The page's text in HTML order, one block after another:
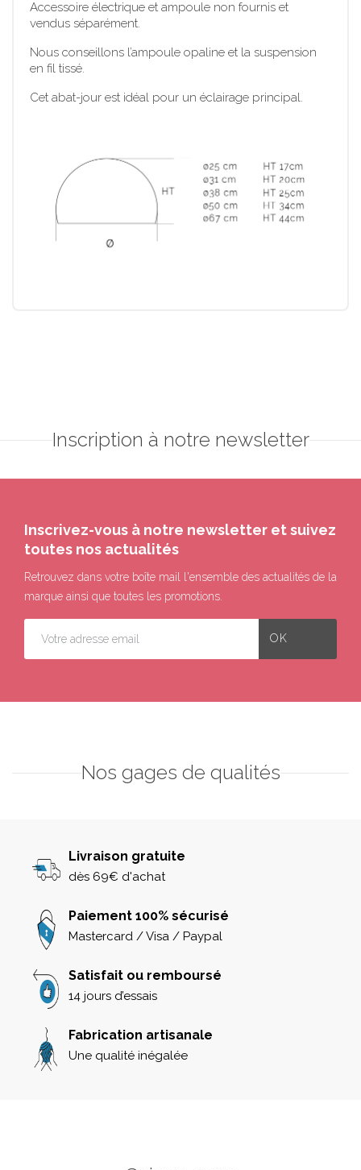
Accessoire électrique et ampoule non fournis et
vendus séparément.
Nous conseillons l’ampoule opaline et la suspension
en fil tissé.
Cet abat-jour est idéal pour un éclairage principal.
Inscription à notre newsletter
Inscrivez-vous à notre newsletter et suivez
toutes nos actualités
Retrouvez dans votre boîte mail l'ensemble des actualités de la
marque ainsi que toutes les promotions.
Nos gages de qualités
Livraison gratuite
dès 69€ d'achat
Paiement 100% sécurisé
Mastercard / Visa / Paypal
Satisfait ou remboursé
14 jours d’essais
Fabrication artisanale
Une qualité inégalée